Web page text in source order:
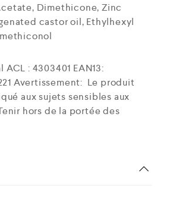
Dimethicone, Zinc
castor oil, Ethylhexyl
ACL : 4303401 EAN13:
Avertissement: Le produit
aux sujets sensibles aux
hors de la portée des